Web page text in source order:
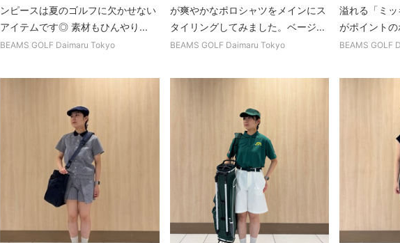
ンピースは夏のゴルフに欠かせない
アイテムです◎ 素材もひんやり...
BEAMS GOLF Daimaru Tokyo
が爽やかなポロシャツをメインにス
タイリングしてみました。ベージ...
BEAMS GOLF Daimaru Tokyo
溢れる「ミ
がポイント
BEAMS GOLF